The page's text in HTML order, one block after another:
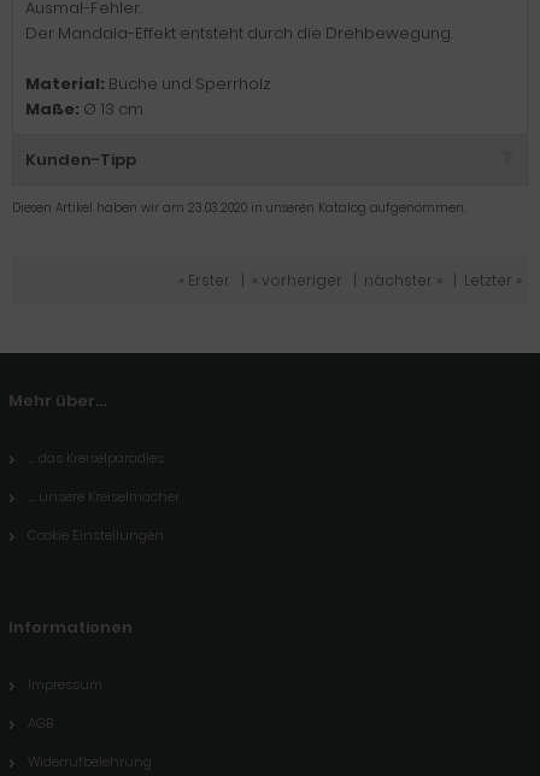
Ausmal-Fehler.
Der Mandala-Effekt entsteht durch die Drehbewegung.
Material: Buche und Sperrholz
Maße: Ø 13 cm
Kunden-Tipp
Diesen Artikel haben wir am 23.03.2020 in unseren Katalog aufgenommen.
« Erster « vorheriger nächster » Letzter »
Mehr über...
... das Kreiselparadies
... unsere Kreiselmacher
Cookie Einstellungen
Informationen
Impressum
AGB
Widerrufbelehrung